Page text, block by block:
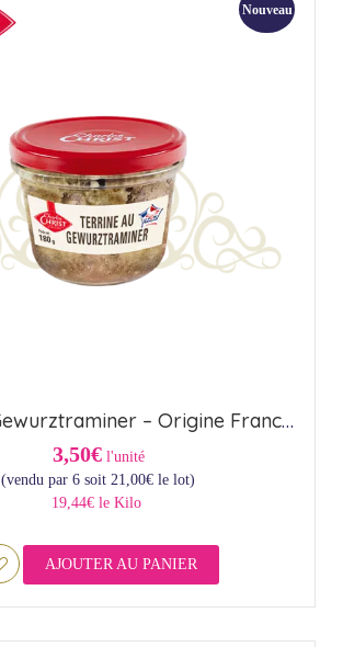
Nouveau
Terrine au Gewurztraminer – Origine France (24cl)
3,50€ l'unité
(vendu par 6 soit 21,00€le lot)
19,44€ le Kilo
AJOUTER AU PANIER